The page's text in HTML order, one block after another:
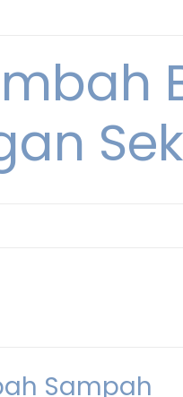
Sampah